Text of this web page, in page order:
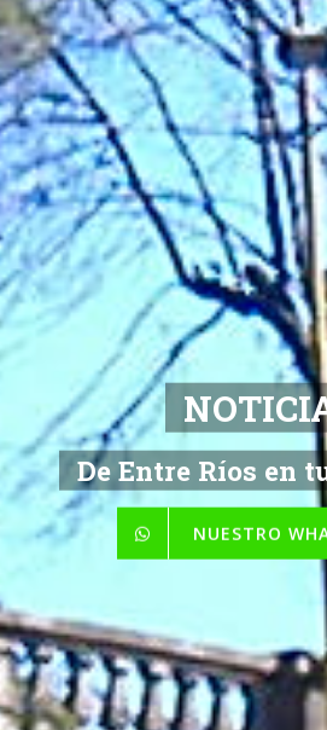
Toda la
De Entre Ríos en
NUESTRO